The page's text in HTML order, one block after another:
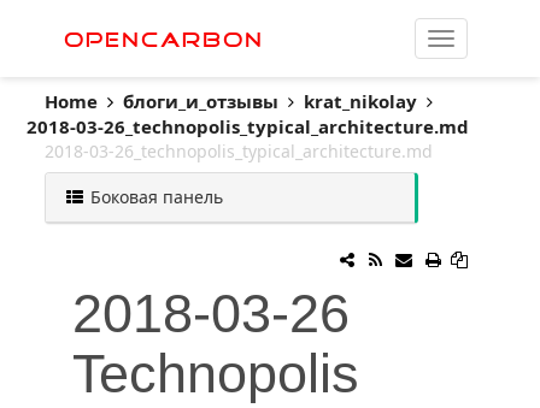
OpenCarbon
Home блоги_и_отзывы
krat_nikolay
2018-03-26_technopolis_typical_architecture.md
2018-03-26_technopolis_typical_architecture.md
Боковая панель
2018-03-26
Technopolis